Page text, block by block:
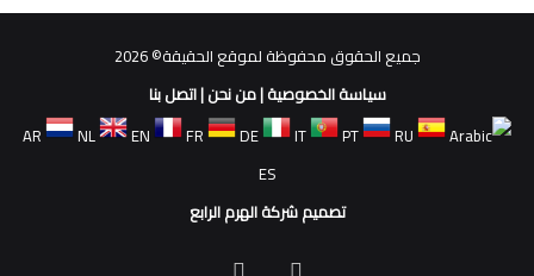
جميع الحقوق محفوظة لموقع الحقيقة© 2026
سياسة الخصوصية|من نحن|اتصل بنا
AR
NL EN FR DE IT PT
RU
ES
تصميم شركة الهرم الرابع